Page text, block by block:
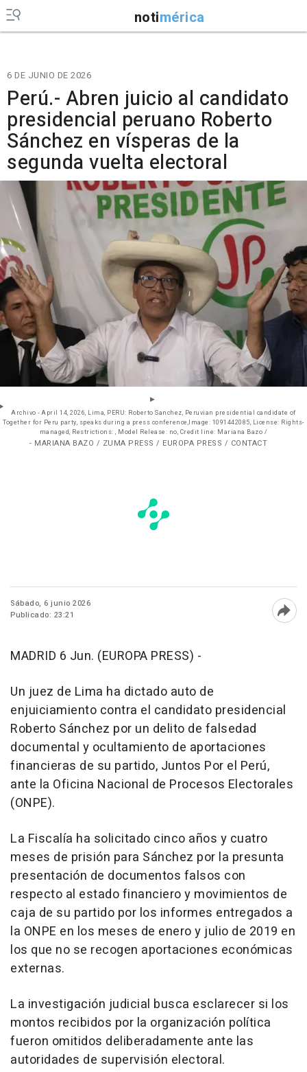
notimérica
6 DE JUNIO DE 2026
Perú.- Abren juicio al candidato
presidencial peruano Roberto
Sánchez en vísperas de la
segunda vuelta electoral
Archivo - April 14, 2026, Lima, PERU: Roberto Sanchez, Peruvian presidential candidate of
Together for Peru party, speaks during a press conference,Image: 1091442085, License: Rights-
managed, Restrictions: , Model Release: no, Credit line: Mariana Bazo /
- MARIANA BAZO / ZUMA PRESS / EUROPA PRESS / CONTACT
Sábado, 6 junio 2026
Publicado: 23:21
MADRID 6 Jun. (EUROPA PRESS) -
Un juez de Lima ha dictado auto de
enjuiciamiento contra el candidato presidencial
Roberto Sánchez por un delito de falsedad
documental y ocultamiento de aportaciones
financieras de su partido, Juntos Por el Perú,
ante la Oficina Nacional de Procesos Electorales
(ONPE).
La Fiscalía ha solicitado cinco años y cuatro
meses de prisión para Sánchez por la presunta
presentación de documentos falsos con
respecto al estado financiero y movimientos de
caja de su partido por los informes entregados a
la ONPE en los meses de enero y julio de 2019 en
los que no se recogen aportaciones económicas
externas.
La investigación judicial busca esclarecer si los
montos recibidos por la organización política
fueron omitidos deliberadamente ante las
autoridades de supervisión electoral.